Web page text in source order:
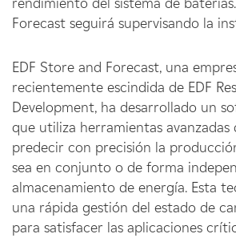
Forecast seguirá supervisando la
EDF Store and Forecast, una
recientemente escindida de EDF
Development, ha desarrollado un
que utiliza herramientas avanzadas
predecir con precisión la
sea en conjunto o de forma
almacenamiento de energía. Esta
una rápida gestión del estado de
para satisfacer las aplicaciones